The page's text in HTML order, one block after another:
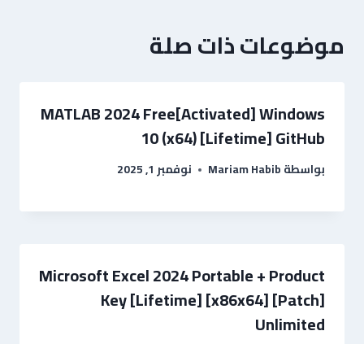
موضوعات ذات صلة
MATLAB 2024 Free[Activated] Windows
10 (x64) [Lifetime] GitHub
بواسطةMariam Habib نوفمبر 1, 2025
Microsoft Excel 2024 Portable + Product
Key [Lifetime] [x86x64] [Patch]
Unlimited